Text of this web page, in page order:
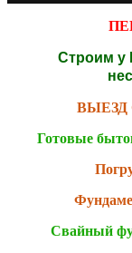
Строим у
ВЫЕЗД
Готовые
Свайный